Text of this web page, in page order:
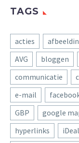
TAGS
acties
AVG
bloggen
communicatie
e-mail
GBP
google
hyperlinks
iDeal